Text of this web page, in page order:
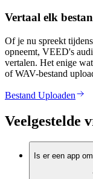
Vertaal elk
Of je nu spreekt
opneemt, VEED's
vertalen. Het enige
of WAV-bestand
Bestand Uploaden
Veelgestelde
Is er een app